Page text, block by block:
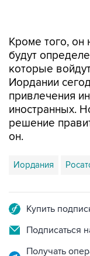
которые
Иордании
привлечения
иностранных.
решение
он.
Иордания
Подписаться
Получать